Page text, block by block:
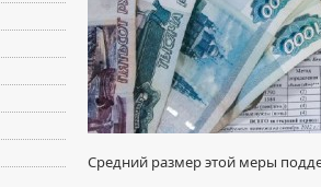
Средний размер этой меры